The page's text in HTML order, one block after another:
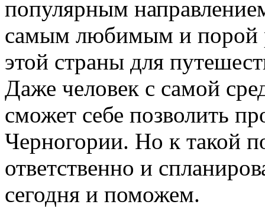
популярным
самым любимым и порой
этой страны для
Даже человек с самой
сможет себе позволить
Черногории. Но к такой
ответственно и
сегодня и поможем.